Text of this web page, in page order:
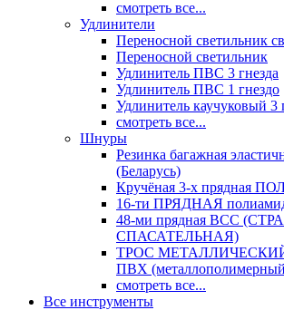
смотреть все...
Удлинители
Переносной светильник
Переносной светильник
Удлинитель ПВС 3 гнезда
Удлинитель ПВС 1 гнездо
Удлинитель каучуковый 3
смотреть все...
Шнуры
Резинка багажная
(Беларусь)
Кручёная 3-х прядная
16-ти ПРЯДНАЯ
48-ми прядная ВСС
СПАСАТЕЛЬНАЯ)
ТРОС
ПВХ
смотреть все...
Все инструменты